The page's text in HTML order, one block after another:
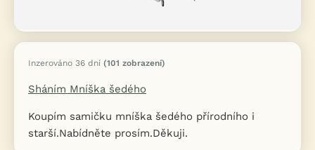
Inzerováno 36 dní (101 zobrazení)
Sháním Mníška šedého
Koupím samičku mníška šedého přírodního i
starší.Nabídněte prosím.Děkuji.